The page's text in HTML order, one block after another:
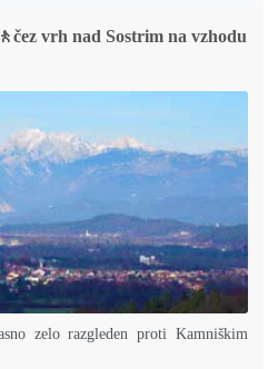
vrh nad Sostrim na vzhodu
zelo razgleden proti Kamniškim